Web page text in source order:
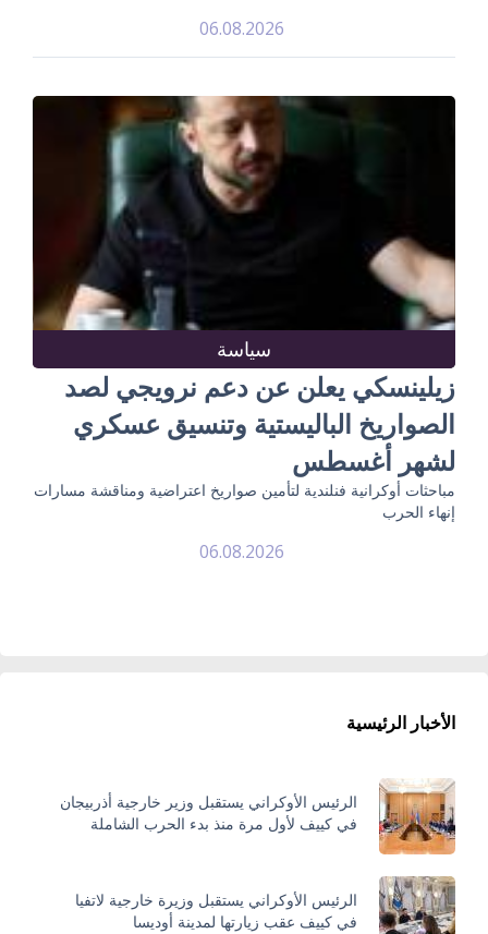
06.08.2026
سياسة
زيلينسكي يعلن عن دعم نرويجي لصد
الصواريخ الباليستية وتنسيق عسكري
لشهر أغسطس
مباحثات أوكرانية فنلندية لتأمين صواريخ اعتراضية ومناقشة مسارات
إنهاء الحرب
06.08.2026
الأخبار الرئيسية
الرئيس الأوكراني يستقبل وزير خارجية أذربيجان
في كييف لأول مرة منذ بدء الحرب الشاملة
الرئيس الأوكراني يستقبل وزيرة خارجية لاتفيا
في كييف عقب زيارتها لمدينة أوديسا